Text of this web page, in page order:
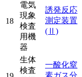
18
電気
現象
検査
用機
器
誘発反応
測定装置
(Ⅱ)
生体
検査
一酸化窒